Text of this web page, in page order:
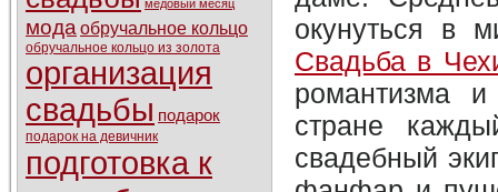
медовый месяц
модаобручальное кольцо
обручальное кольцо из золота
организация
свадьбы подарок
подарок на девичник
подготовка к
окунуться в
Свадьба в
романтизма
стране
свадебный